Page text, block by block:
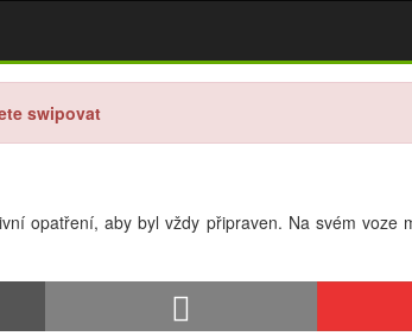
swipovat
opatření, aby byl vždy připraven. Na svém voze